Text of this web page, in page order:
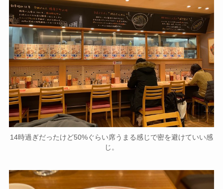
14時過ぎだったけど50%ぐらい席うまる感じで密を避けていい感
じ。